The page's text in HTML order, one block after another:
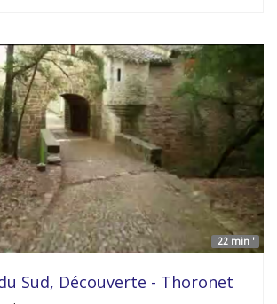
22 min '
Sud, Découverte - Thoronet